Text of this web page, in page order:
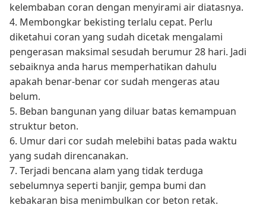
kelembaban coran dengan menyirami air diatasnya.
4. Membongkar bekisting terlalu cepat. Perlu
diketahui coran yang sudah dicetak mengalami
pengerasan maksimal sesudah berumur 28 hari. Jadi
sebaiknya anda harus memperhatikan dahulu
apakah benar-benar cor sudah mengeras atau
belum.
5. Beban bangunan yang diluar batas kemampuan
struktur beton.
6. Umur dari cor sudah melebihi batas pada waktu
yang sudah direncanakan.
7. Terjadi bencana alam yang tidak terduga
sebelumnya seperti banjir, gempa bumi dan
kebakaran bisa menimbulkan cor beton retak.